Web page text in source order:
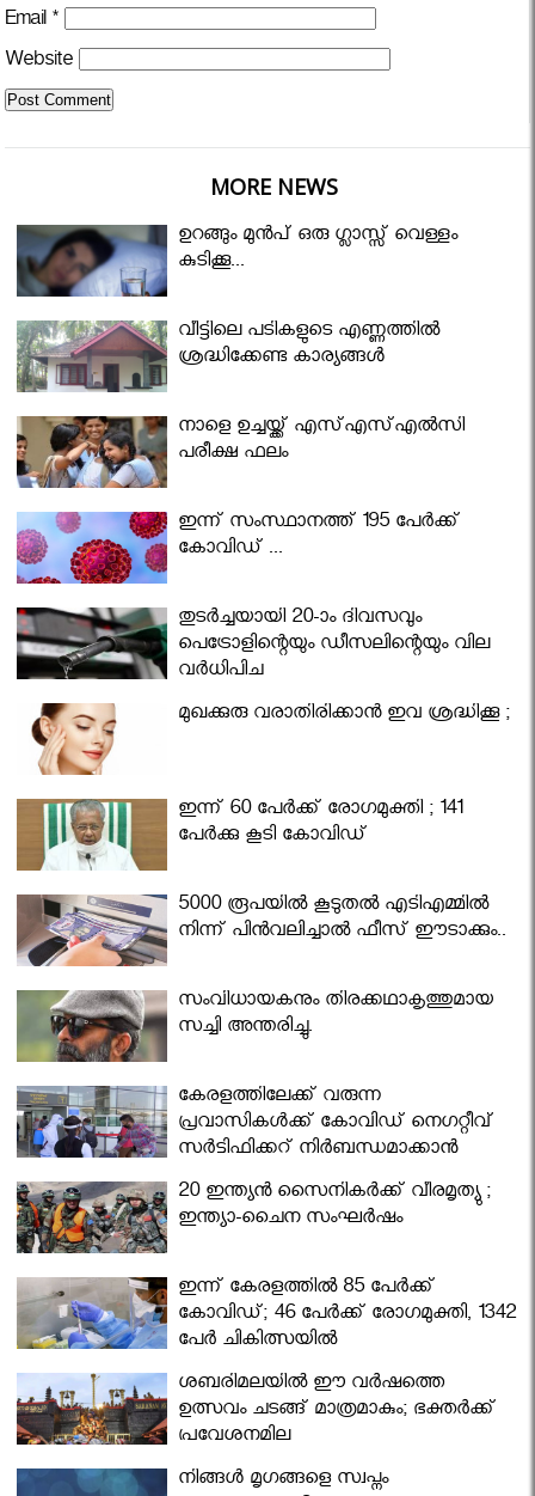
Email *
Website
MORE NEWS
ഉറങ്ങും മുന്‍പ് ഒരു ഗ്ലാസ്സ് വെള്ളം
കുടിക്കൂ...
വീട്ടിലെ പടികളുടെ എണ്ണത്തിൽ
ശ്രദ്ധിക്കേണ്ട കാര്യങ്ങൾ
നാളെ ഉച്ചയ്ക്ക് എസ്എസ്എല്‍സി
പരീക്ഷ ഫലം
ഇന്ന് സംസ്ഥാനത്ത് 195 പേര്‍ക്ക്
കോവിഡ് ...
തുടർച്ചയായി 20-ാം ദിവസവും
പെട്രോളിന്റെയും ഡീസലിന്റെയും വില
വര്‍ധിപ്പിച്ചു
മുഖക്കുരു വരാതിരിക്കാന്‍ ഇവ ശ്രദ്ധിക്കൂ ;
ഇന്ന് 60 പേർക്ക് രോഗമുക്തി ; 141
പേര്‍ക്കു കൂടി കോവിഡ്
5000 രൂപയിൽ കൂടുതൽ എടിഎമ്മിൽ
നിന്ന് പിൻവലിച്ചാൽ ഫീസ് ഈടാക്കും..
സംവിധായകനും തിരക്കഥാകൃത്തുമായ
സച്ചി അന്തരിച്ചു.
കേരളത്തിലേക്ക് വരുന്ന
പ്രവാസികള്‍ക്ക് കോവിഡ് നെഗറ്റീവ്
സര്‍ട്ടിഫിക്കറ്റ് നിർബന്ധമാക്കാൻ
മന്ത്രിസഭ
20 ഇന്ത്യൻ സൈനികർക്ക് വീരമൃത്യു ;
ഇന്ത്യാ-ചൈന സംഘർഷം
ഇന്ന് കേരളത്തിൽ 85 പേർക്ക്
കോവിഡ്; 46 പേർക്ക് രോഗമുക്തി, 1342
പേർ ചികിത്സയിൽ
ശബരിമലയില്‍ ഈ വർഷത്തെ
ഉത്സവം ചടങ്ങ് മാത്രമാകും; ഭക്തർക്ക്
പ്രവേശനമില്ല
നിങ്ങള്‍ മൃഗങ്ങളെ സ്വപ്നം